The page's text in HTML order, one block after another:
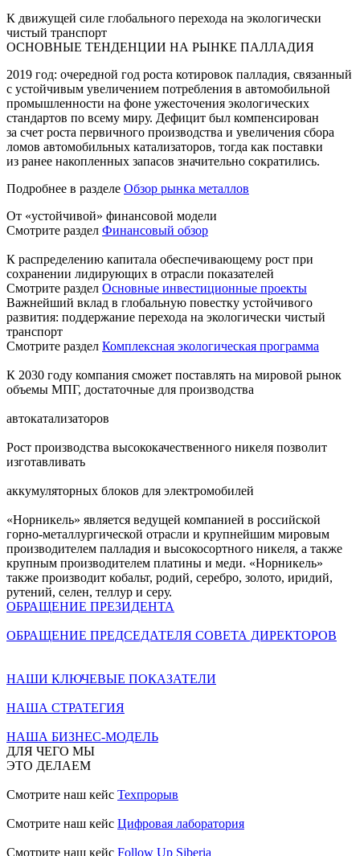
К движущей силе глобального перехода на экологически
чистый транспорт
ОСНОВНЫЕ ТЕНДЕНЦИИ НА РЫНКЕ ПАЛЛАДИЯ
2019 год: очередной год роста котировок палладия, связанный
с устойчивым увеличением потребления в автомобильной
промышленности на фоне ужесточения экологических
стандартов по всему миру. Дефицит был компенсирован
за счет роста первичного производства и увеличения сбора
ломов автомобильных катализаторов, тогда как поставки
из ранее накопленных запасов значительно сократились.
Подробнее в разделе Обзор рынка металлов
От «устойчивой» финансовой модели
Смотрите раздел Финансовый обзор
К распределению капитала обеспечивающему рост при
сохранении лидирующих в отрасли показателей
Смотрите раздел Основные инвестиционные проекты
Важнейший вклад в глобальную повестку устойчивого
развития: поддержание перехода на экологически чистый
транспорт
Смотрите раздел Комплексная экологическая программа
К 2030 году компания сможет поставлять на мировой рынок
объемы МПГ, достаточные для производства
автокатализаторов
Рост производства высококачественного никеля позволит
изготавливать
аккумуляторных блоков для электромобилей
«Норникель» является ведущей компанией в российской
горно-металлургической отрасли и крупнейшим мировым
производителем палладия и высокосортного никеля, а также
крупным производителем платины и меди. «Норникель»
также производит кобальт, родий, серебро, золото, иридий,
рутений, селен, теллур и серу.
ОБРАЩЕНИЕ ПРЕЗИДЕНТА
ОБРАЩЕНИЕ ПРЕДСЕДАТЕЛЯ СОВЕТА ДИРЕКТОРОВ
НАШИ КЛЮЧЕВЫЕ ПОКАЗАТЕЛИ
НАША СТРАТЕГИЯ
НАША БИЗНЕС-МОДЕЛЬ
ДЛЯ ЧЕГО МЫ
ЭТО ДЕЛАЕМ
Смотрите наш кейс Техпрорыв
Смотрите наш кейс Цифровая лаборатория
Смотрите наш кейс Follow Up Siberia